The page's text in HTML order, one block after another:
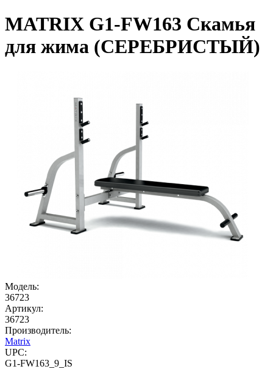
MATRIX G1-FW163 Скамья
для жима (СЕРЕБРИСТЫЙ)
Модель:
36723
Артикул:
36723
Производитель:
Matrix
UPC:
G1-FW163_9_IS